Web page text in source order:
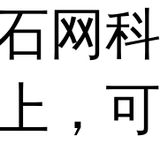
网
，